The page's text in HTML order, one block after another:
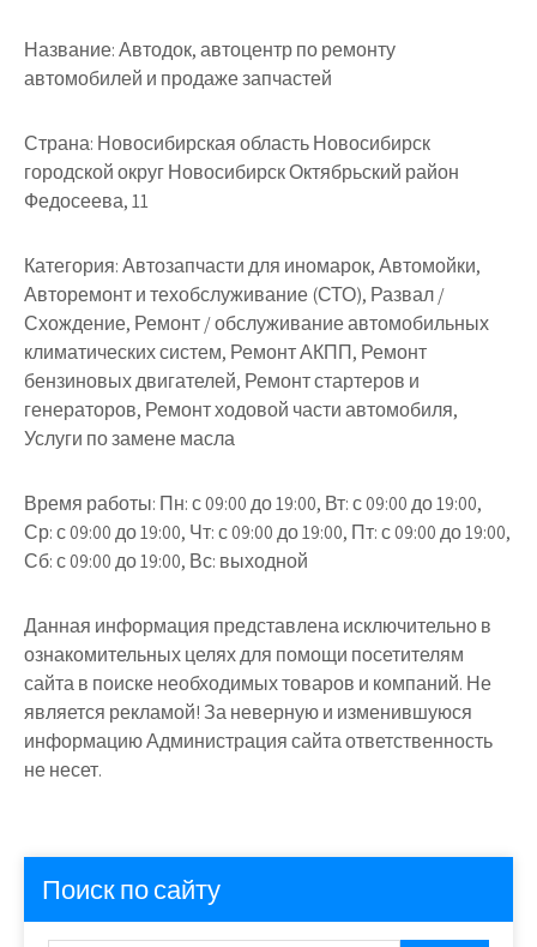
Название:Автодок, автоцентр по ремонту
автомобилей и продаже запчастей
Страна: Новосибирская область Новосибирск
городской округ Новосибирск Октябрьский район
Федосеева, 11
Категория:Автозапчасти для иномарок, Автомойки,
Авторемонт и техобслуживание (СТО), Развал /
Схождение, Ремонт / обслуживание автомобильных
климатических систем, Ремонт АКПП, Ремонт
бензиновых двигателей, Ремонт стартеров и
генераторов, Ремонт ходовой части автомобиля,
Услуги по замене масла
Время работы: Пн: с 09:00 до 19:00, Вт: с 09:00 до 19:00,
Ср: с 09:00 до 19:00, Чт: с 09:00 до 19:00, Пт: с 09:00 до 19:00,
Сб: с 09:00 до 19:00, Вс: выходной
Данная информация представлена исключительно в
ознакомительных целях для помощи посетителям
сайта в поиске необходимых товаров и компаний. Не
является рекламой! За неверную и изменившуюся
информацию Администрация сайта ответственность
не несет.
Поиск по сайту